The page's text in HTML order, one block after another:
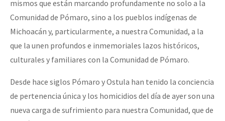
mismos que están marcando profundamente no solo a la
Comunidad de Pómaro, sino a los pueblos indígenas de
Michoacán y, particularmente, a nuestra Comunidad, a la
que la unen profundos e inmemoriales lazos históricos,
culturales y familiares con la Comunidad de Pómaro.
Desde hace siglos Pómaro y Ostula han tenido la conciencia
de pertenencia única y los homicidios del día de ayer son una
nueva carga de sufrimiento para nuestra Comunidad, que de